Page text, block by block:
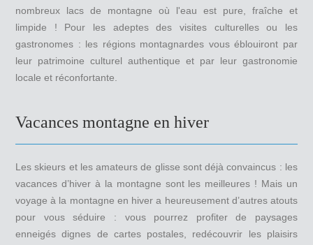
nombreux lacs de montagne où l'eau est pure, fraîche et
limpide ! Pour les adeptes des visites culturelles ou les
gastronomes : les régions montagnardes vous éblouiront par
leur patrimoine culturel authentique et par leur gastronomie
locale et réconfortante.
Vacances montagne en hiver
Les skieurs et les amateurs de glisse sont déjà convaincus : les
vacances d’hiver à la montagne sont les meilleures ! Mais un
voyage à la montagne en hiver a heureusement d’autres atouts
pour vous séduire : vous pourrez profiter de paysages
enneigés dignes de cartes postales, redécouvrir les plaisirs